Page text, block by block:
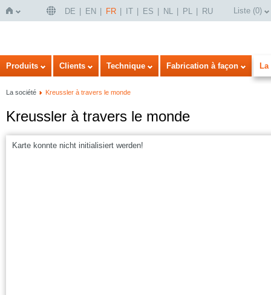
Page
DE EN FR IT ES NL PL RU Liste (0)
Produits Clients Technique Fabrication à façon
La société Kreussler à travers le monde
Kreussler à travers le monde
Karte konnte nicht initialisiert werden!